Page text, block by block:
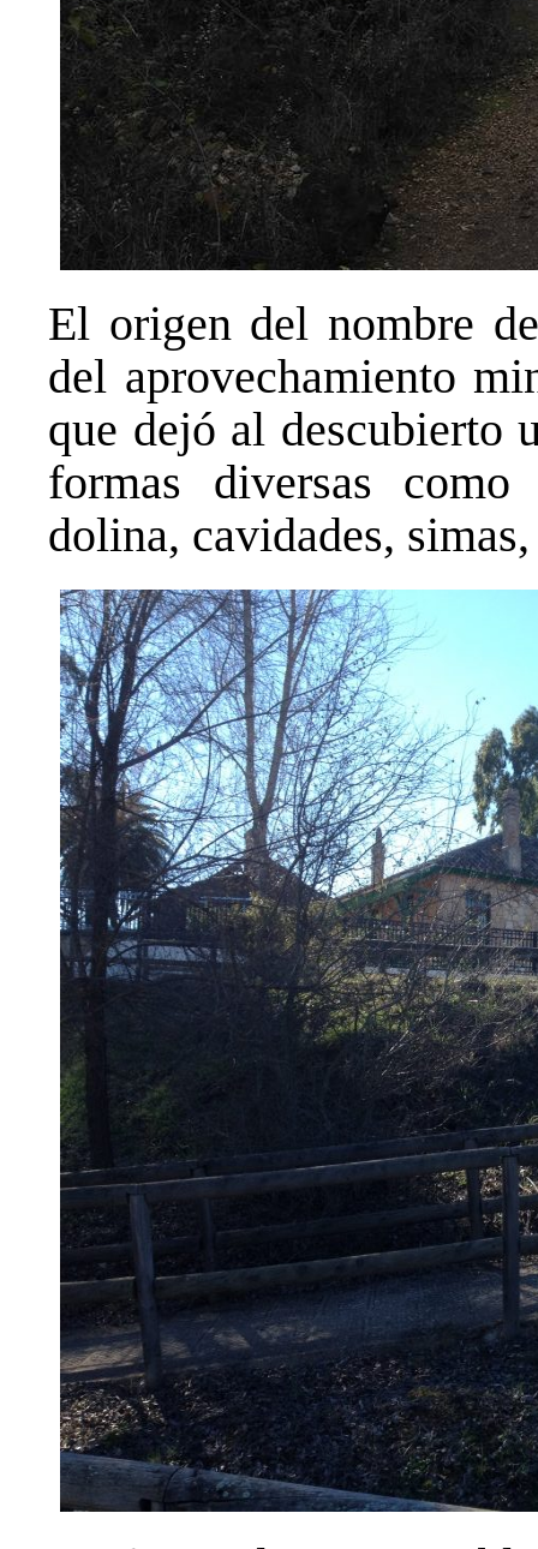
El origen del nombre
del aprovechamiento
que dejó al descubierto
formas diversas
dolina, cavidades,